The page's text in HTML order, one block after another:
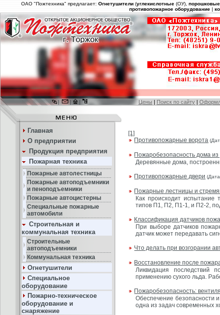
ОАО "Пожтехника" предлагает:Огнетушители (углекислотные (ОУ),порошковые
противопожарное оборудование |
| | | Цены | Поиск по сайту |
Главная
О предприятии
Продукция предприятия
Пожарная техника
Пожарные автолестницы
Пожарные автоподъемники
и пеноподъемники
Пожарные автоцистерны
Специальные пожарные
автомобили
Строительная и
коммунальная техника
Строительные
автоподъемники
Коммунальная техника
Огнетушители
Специальное
оборудование
Пожарно-техническое
оборудование и
снаряжение
[1]
Противопожарные ворота
Пожаробезопасность дома
Деревянные дома,
Противопожарные двери
Пожарные лестницы и
Как происходит испытание
типов П1, П2, П1-1, и П2-2,
Классификация датчиков
При выборе датчиков
датчик может передавать
Что делать при возгорании
Восстановление после
Ликвидация последствий
применению сухого льда.
Пожаробезопасность:
Обеспечение безопасности
одна из задач современных